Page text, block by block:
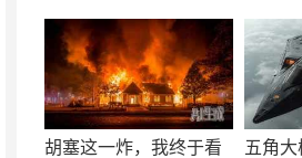
胡塞这一炸，我终于看
五角